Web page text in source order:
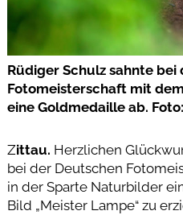
Rüdiger Schulz sahnte bei
Fotomeisterschaft mit
eine Goldmedaille ab.
Zittau. Herzlichen
bei der Deutschen
in der Sparte Naturbilder
Bild „Meister Lampe“ zu